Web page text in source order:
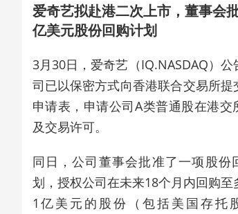
爱奇艺拟赴港二次上市，董事会
亿美元股份回购计划
3月30日，爱奇艺（IQ.NASDAQ）公
司已以保密方式向香港联合交易所提
申请表，申请公司A类普通股在港交
及交易许可。
同日，公司董事会批准了一项股份
划，授权公司在未来18个月内回购至
1亿美元的股份（包括美国存托